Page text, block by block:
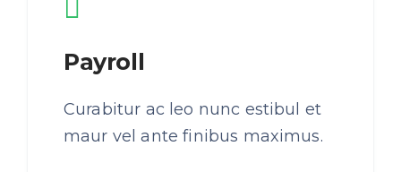
Payroll
Curabitur ac leo nunc estibul et
maur vel ante finibus maximus.